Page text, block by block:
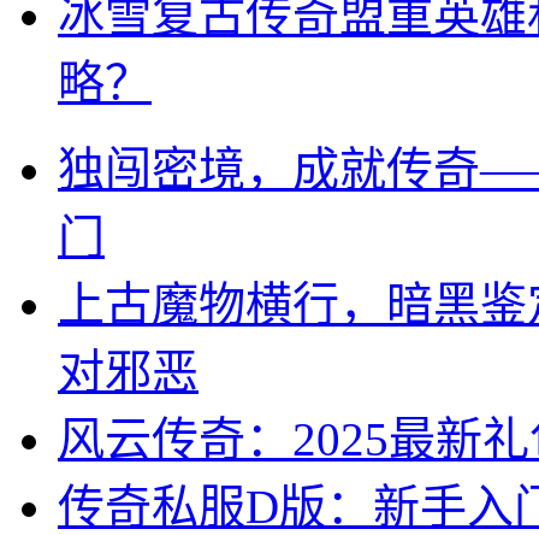
冰雪复古传奇盟重英
略？
独闯密境，成就传奇
门
上古魔物横行，暗黑
对邪恶
风云传奇：2025最新
传奇私服D版：新手入